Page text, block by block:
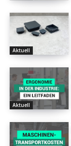
Aktuell
Aktuell